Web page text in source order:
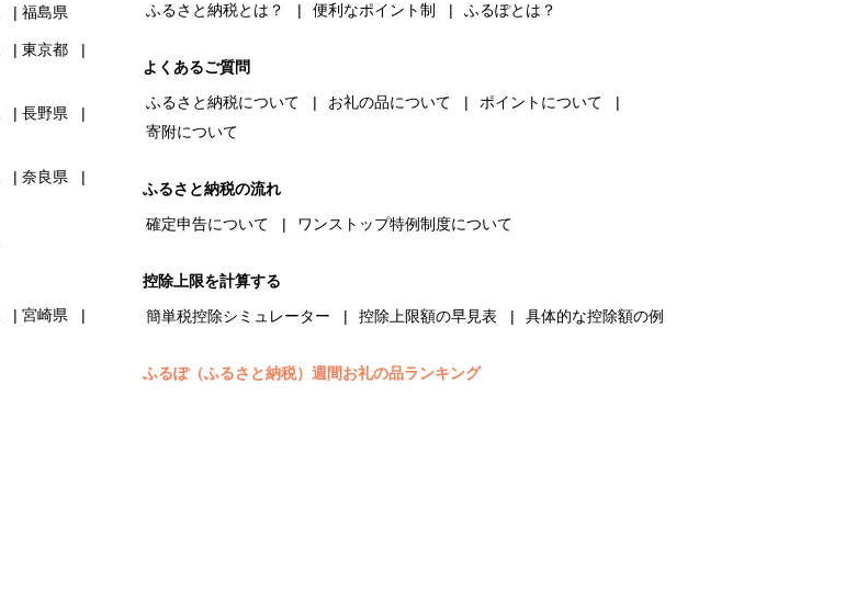
福島県
東京都
長野県
奈良県
宮崎県
ふるさと納税とは？
便利なポイント制 ふるぽとは？
よくあるご質問
ふるさと納税について
お礼の品について
ポイントについて
寄附について
ふるさと納税の流れ
確定申告について
ワンストップ特例制度について
控除上限を計算する
簡単税控除シミュレーター
控除上限額の早見表 具体的な控除額の例
ふるぽ（ふるさと納税）週間お礼の品ランキング